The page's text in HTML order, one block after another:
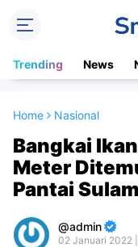
Trending News
Home Nasional
Bangkai
Meter
Pantai
admin
02 Januari 2022